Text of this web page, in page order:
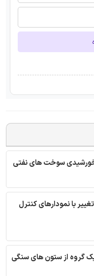
خورشیدی سوخت های نفتی
با نمودارهای کنترل
گروه از ستون های سنگی